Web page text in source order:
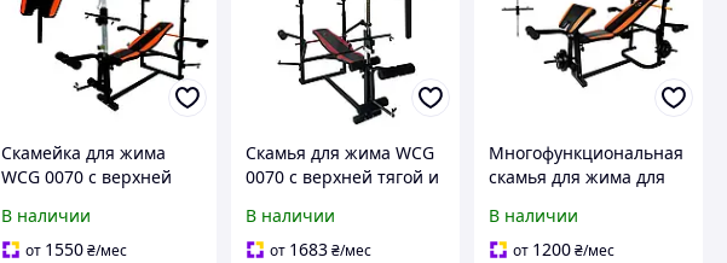
Скамейка для жима
WCG 0070 с верхней
комплект для
домашних тренировок.
В наличии
от 1550₴/мес
Скамья для жима WCG
0070 с верхней тягой и
комплект для силовых
тренировок 60 кг.
В наличии
от 1683 ₴/мес
Многофункциональная
скамья для жима для
Тягой и Приставка
скотта в комплекте
В наличии
от 1200₴/мес